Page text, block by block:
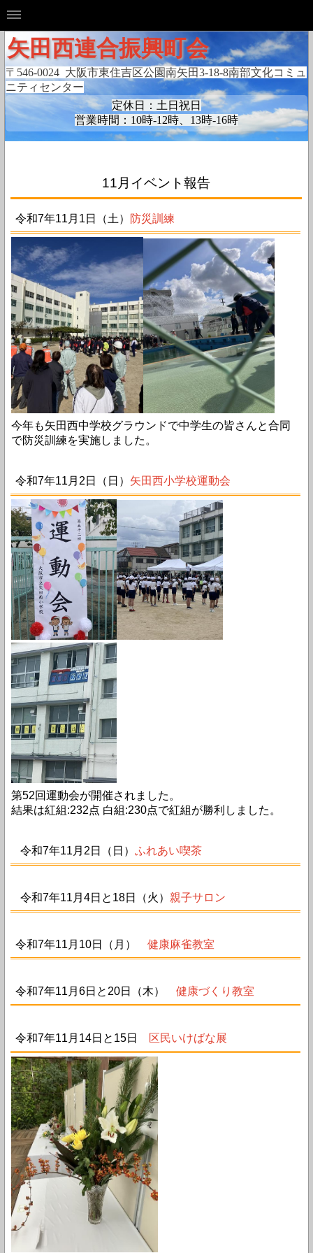
矢田西連合振興町会
〒546-0024 大阪市東住吉区公園南矢田3-18-8南部文化コミュ
ニティセンター
定休日：土日祝日
営業時間：10時-12時、13時-16時
11月イベント報告
令和7年11月1日（土） 防災訓練
今年も矢田西中学校グラウンドで中学生の皆さんと合同
で防災訓練を実施しました。
令和7年11月2日（日） 矢田西小学校運動会
第52回運動会が開催されました。
結果は紅組:232点 白組:230点で紅組が勝利しました。
令和7年11月2日（日）ふれあい喫茶
令和7年11月4日と18日（火） 親子サロン
令和7年11月10日（月） 健康麻雀教室
令和7年11月6日と20日（木） 健康づくり教室
令和7年11月14日と15日 区民いけばな展